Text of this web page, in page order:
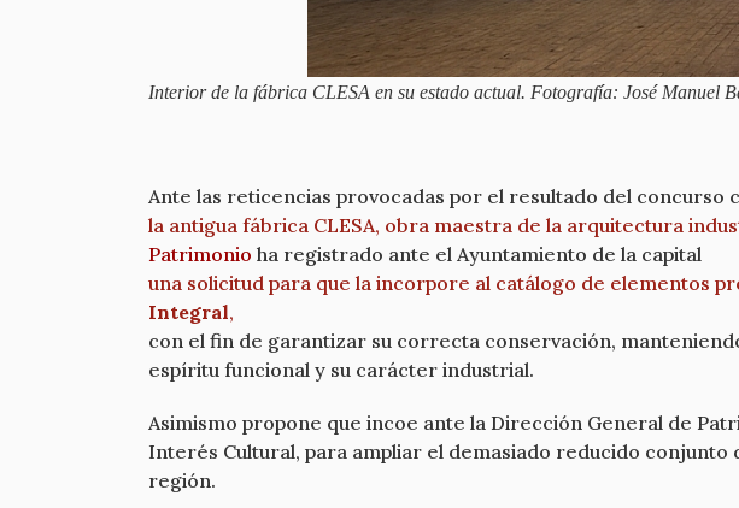
Interior de la fábrica CLESA en su estado actual. Fotografía: José Manuel
Ante las reticencias provocadas por el resultado del concurso
la antigua fábrica CLESA, obra maestra de la arquitectura
Patrimonio ha registrado ante el Ayuntamiento de la capital
una solicitud para que la incorpore al catálogo de elementos
Integral,
con el fin de garantizar su correcta conservación,
espíritu funcional y su carácter industrial.
Asimismo propone que incoe ante la Dirección General de
Interés Cultural, para ampliar el demasiado reducido
región.